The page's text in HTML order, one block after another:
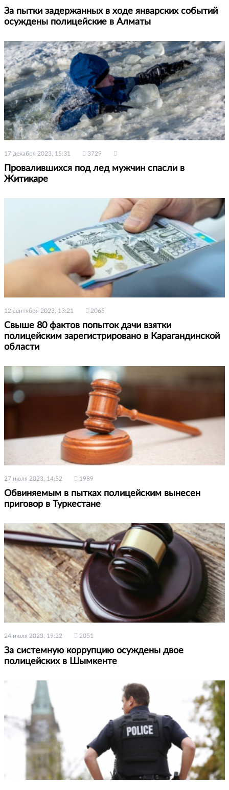
За пытки задержанных в ходе январских событий
осуждены полицейские в Алматы
17 декабря 2023, 15:31 3729
Провалившихся под лед мужчин спасли в
Житикаре
12 сентября 2023, 13:21 2065
Свыше 80 фактов попыток дачи взятки
полицейским зарегистрировано в Карагандинской
области
27 июля 2023, 14:52 1989
Обвиняемым в пытках полицейским вынесен
приговор в Туркестане
24 июля 2023, 19:22 2051
За системную коррупцию осуждены двое
полицейских в Шымкенте